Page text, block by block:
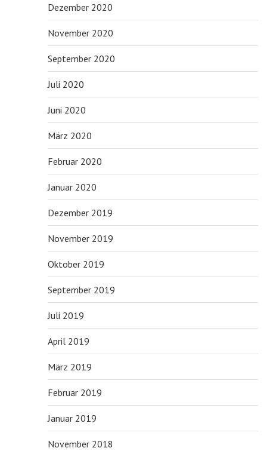
Dezember 2020
November 2020
September 2020
Juli 2020
Juni 2020
März 2020
Februar 2020
Januar 2020
Dezember 2019
November 2019
Oktober 2019
September 2019
Juli 2019
April 2019
März 2019
Februar 2019
Januar 2019
November 2018